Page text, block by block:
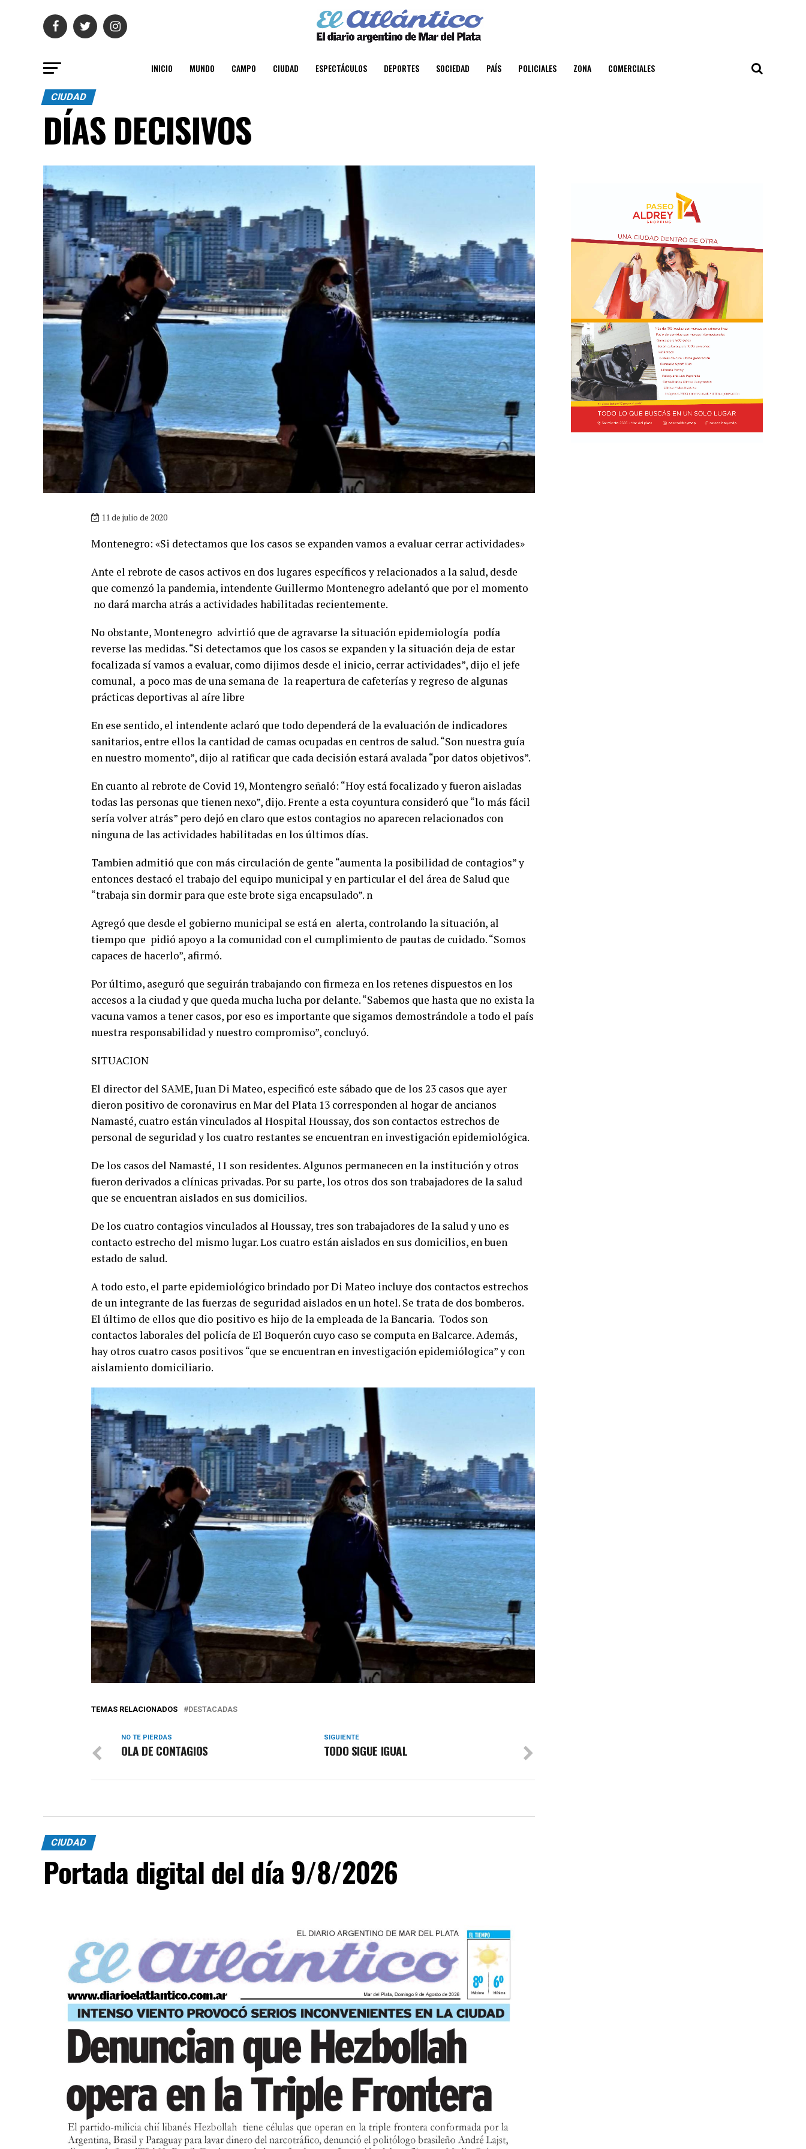
INICIO MUNDO CAMPO CIUDAD ESPECTÁCULOS DEPORTES SOCIEDAD PAÍS POLICIALES ZONA COMERCIALES
CIUDAD
DÍAS DECISIVOS
11 de julio de 2020
Montenegro: «Si detectamos que los casos se expanden vamos a evaluar cerrar actividades»
Ante el rebrote de casos activos en dos lugares específicos y relacionados a la salud, desde
que comenzó la pandemia, intendente Guillermo Montenegro adelantó que por el momento
no dará marcha atrás a actividades habilitadas recientemente.
No obstante, Montenegro advirtió que de agravarse la situación epidemiología podía
reverse las medidas. “Si detectamos que los casos se expanden y la situación deja de estar
focalizada sí vamos a evaluar, como dijimos desde el inicio, cerrar actividades”, dijo el jefe
comunal, a poco mas de una semana de la reapertura de cafeterías y regreso de algunas
prácticas deportivas al aíre libre
En ese sentido, el intendente aclaró que todo dependerá de la evaluación de indicadores
sanitarios, entre ellos la cantidad de camas ocupadas en centros de salud. “Son nuestra guía
en nuestro momento”, dijo al ratificar que cada decisión estará avalada “por datos objetivos”.
En cuanto al rebrote de Covid 19, Montengro señaló: “Hoy está focalizado y fueron aisladas
todas las personas que tienen nexo”, dijo. Frente a esta coyuntura consideró que “lo más fácil
sería volver atrás” pero dejó en claro que estos contagios no aparecen relacionados con
ninguna de las actividades habilitadas en los últimos días.
Tambien admitió que con más circulación de gente “aumenta la posibilidad de contagios” y
entonces destacó el trabajo del equipo municipal y en particular el del área de Salud que
“trabaja sin dormir para que este brote siga encapsulado”. n
Agregó que desde el gobierno municipal se está en alerta, controlando la situación, al
tiempo que pidió apoyo a la comunidad con el cumplimiento de pautas de cuidado. “Somos
capaces de hacerlo”, afirmó.
Por último, aseguró que seguirán trabajando con firmeza en los retenes dispuestos en los
accesos a la ciudad y que queda mucha lucha por delante. “Sabemos que hasta que no exista la
vacuna vamos a tener casos, por eso es importante que sigamos demostrándole a todo el país
nuestra responsabilidad y nuestro compromiso”, concluyó.
SITUACION
El director del SAME, Juan Di Mateo, especificó este sábado que de los 23 casos que ayer
dieron positivo de coronavirus en Mar del Plata 13 corresponden al hogar de ancianos
Namasté, cuatro están vinculados al Hospital Houssay, dos son contactos estrechos de
personal de seguridad y los cuatro restantes se encuentran en investigación epidemiológica.
De los casos del Namasté, 11 son residentes. Algunos permanecen en la institución y otros
fueron derivados a clínicas privadas. Por su parte, los otros dos son trabajadores de la salud
que se encuentran aislados en sus domicilios.
De los cuatro contagios vinculados al Houssay, tres son trabajadores de la salud y uno es
contacto estrecho del mismo lugar. Los cuatro están aislados en sus domicilios, en buen
estado de salud.
A todo esto, el parte epidemiológico brindado por Di Mateo incluye dos contactos estrechos
de un integrante de las fuerzas de seguridad aislados en un hotel. Se trata de dos bomberos.
El último de ellos que dio positivo es hijo de la empleada de la Bancaria. Todos son
contactos laborales del policía de El Boquerón cuyo caso se computa en Balcarce. Además,
hay otros cuatro casos positivos “que se encuentran en investigación epidemiólogica” y con
aislamiento domiciliario.
TEMAS RELACIONADOS DESTACADAS
SIGUIENTE
TODO SIGUE IGUAL
NO TE PIERDAS
OLA DE CONTAGIOS
CIUDAD
Portada digital del día 9/8/2026